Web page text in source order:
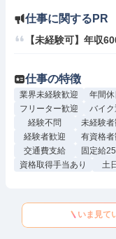
仕事に関するPR
【未経験可】年収
仕事の特徴
業界未経験歓迎 年間
フリーター歓迎
バイ
経験不問
未経験者
経験者歓迎
有資格者
交通費支給
固定給
資格取得手当あり
土
いま見て